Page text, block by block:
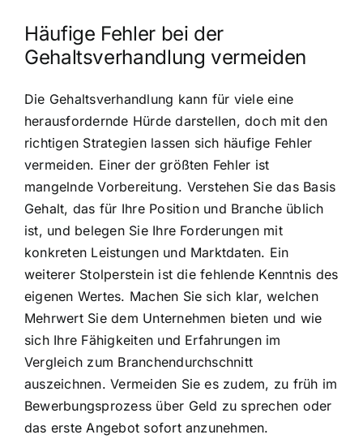
Häufige Fehler bei der
Gehaltsverhandlung vermeiden
Die Gehaltsverhandlung kann für viele eine
herausfordernde Hürde darstellen, doch mit den
richtigen Strategien lassen sich häufige Fehler
vermeiden. Einer der größten Fehler ist
mangelnde Vorbereitung. Verstehen Sie das Basis
Gehalt, das für Ihre Position und Branche üblich
ist, und belegen Sie Ihre Forderungen mit
konkreten Leistungen und Marktdaten. Ein
weiterer Stolperstein ist die fehlende Kenntnis des
eigenen Wertes. Machen Sie sich klar, welchen
Mehrwert Sie dem Unternehmen bieten und wie
sich Ihre Fähigkeiten und Erfahrungen im
Vergleich zum Branchendurchschnitt
auszeichnen. Vermeiden Sie es zudem, zu früh im
Bewerbungsprozess über Geld zu sprechen oder
das erste Angebot sofort anzunehmen.